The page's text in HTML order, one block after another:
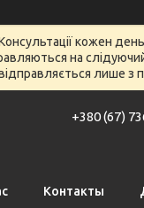
кожен
на
лише
+380 (67)
Контакты